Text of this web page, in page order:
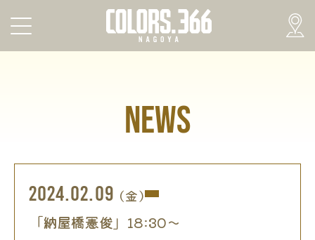
NEWS
2024.02.09 (金)
「納屋橋憲俊」18:30〜